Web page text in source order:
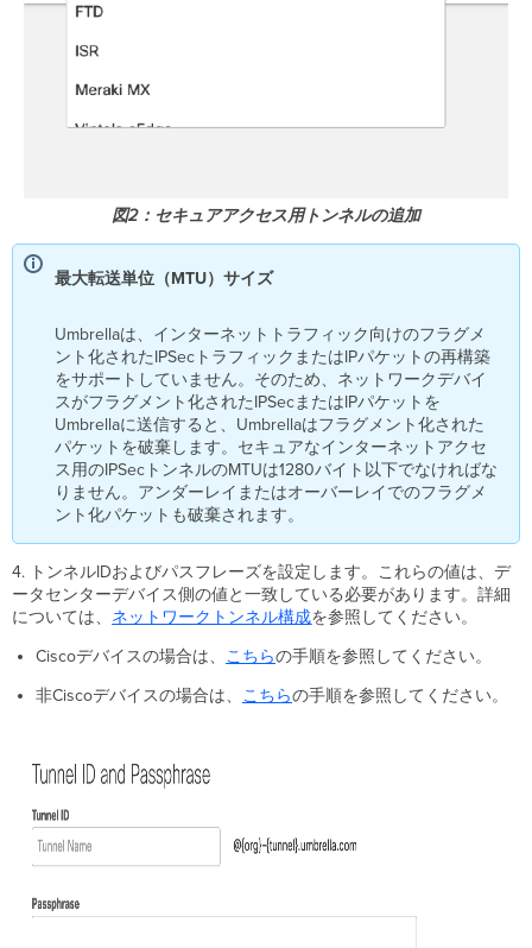
の
更
ト
ネ
オ
プ
シ
ョ
へ
の
ア
ク
セ
ス
ト
ン
ネ
ル
ID
の
更
ト
ン
ネ
ス
ズ
図2：セキュアアクセス用トンネルの追加
最大転送単位（MTU）サイズ
Umbrellaは、インターネットトラフィック向けのフラグメ
ント化されたIPSecトラフィックまたはIPパケットの再構築
をサポートしていません。そのため、ネットワークデバイ
スがフラグメント化されたIPSecまたはIPパケットを
Umbrellaに送信すると、Umbrellaはフラグメント化された
パケットを破棄します。セキュアなインターネットアクセ
ス用のIPSecトンネルのMTUは1280バイト以下でなければな
りません。アンダーレイまたはオーバーレイでのフラグメ
ント化パケットも破棄されます。
4. トンネルIDおよびパスフレーズを設定します。これらの値は、デ
ータセンターデバイス側の値と一致している必要があります。詳細
については、 ネットワークトンネル構成を参照してください。
Ciscoデバイスの場合は、 こちらの手順を参照してください。
非Ciscoデバイスの場合は、 こちらの手順を参照してください。